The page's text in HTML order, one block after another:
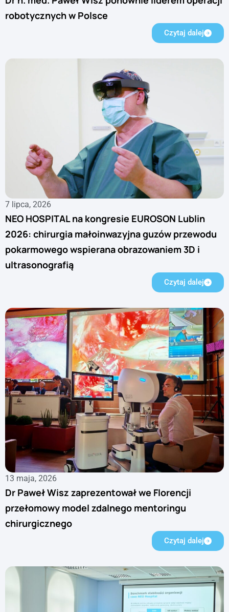
robotycznych w Polsce
Czytaj dalej
7 lipca, 2026
NEO HOSPITAL na kongresie EUROSON Lublin
2026: chirurgia małoinwazyjna guzów przewodu
pokarmowego wspierana obrazowaniem 3D i
ultrasonografią
Czytaj dalej
13 maja, 2026
Dr Paweł Wisz zaprezentował we Florencji
przełomowy model zdalnego mentoringu
chirurgicznego
Czytaj dalej